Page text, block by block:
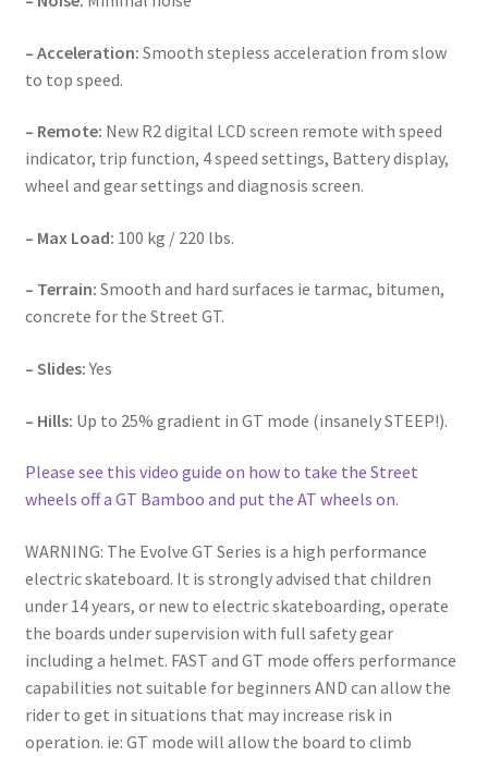
– Acceleration: Smooth stepless acceleration from slow
to top speed.
– Remote: New R2 digital LCD screen remote with speed
indicator, trip function, 4 speed settings, Battery display,
wheel and gear settings and diagnosis screen.
– Max Load: 100 kg / 220 lbs.
– Terrain: Smooth and hard surfaces ie tarmac, bitumen,
concrete for the Street GT.
– Slides:Yes
– Hills: Up to 25% gradient in GT mode (insanely STEEP!).
Please see this video guide on how to take the Street
wheels off a GT Bamboo and put the AT wheels on.
WARNING: The Evolve GT Series is a high performance
electric skateboard. It is strongly advised that children
under 14 years, or new to electric skateboarding, operate
the boards under supervision with full safety gear
including a helmet. FAST and GT mode offers performance
capabilities not suitable for beginners AND can allow the
rider to get in situations that may increase risk in
operation. ie: GT mode will allow the board to climb